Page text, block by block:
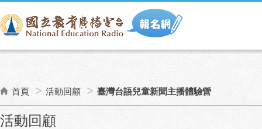
首頁 活動回顧
臺灣台語兒童新聞主播體驗營
:::
活動回顧